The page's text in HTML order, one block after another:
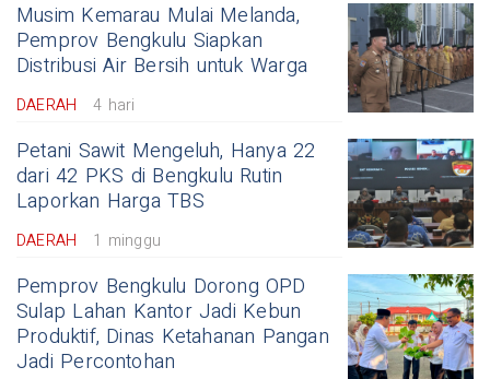
Musim Kemarau Mulai Melanda,
Pemprov Bengkulu Siapkan
Distribusi Air Bersih untuk Warga
DAERAH 4 hari
Petani Sawit Mengeluh, Hanya 22
dari 42 PKS di Bengkulu Rutin
Laporkan Harga TBS
DAERAH 1 minggu
Pemprov Bengkulu Dorong OPD
Sulap Lahan Kantor Jadi Kebun
Produktif, Dinas Ketahanan Pangan
Jadi Percontohan